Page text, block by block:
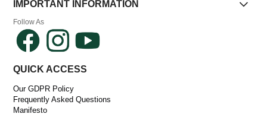
IMPORTANT INFORMATION
Follow As
QUICK ACCESS
Our GDPR Policy
Frequently Asked Questions
Manifesto